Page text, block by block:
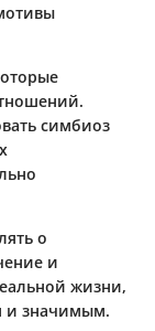
симбиоз
о
и
жизни,
и значимым.